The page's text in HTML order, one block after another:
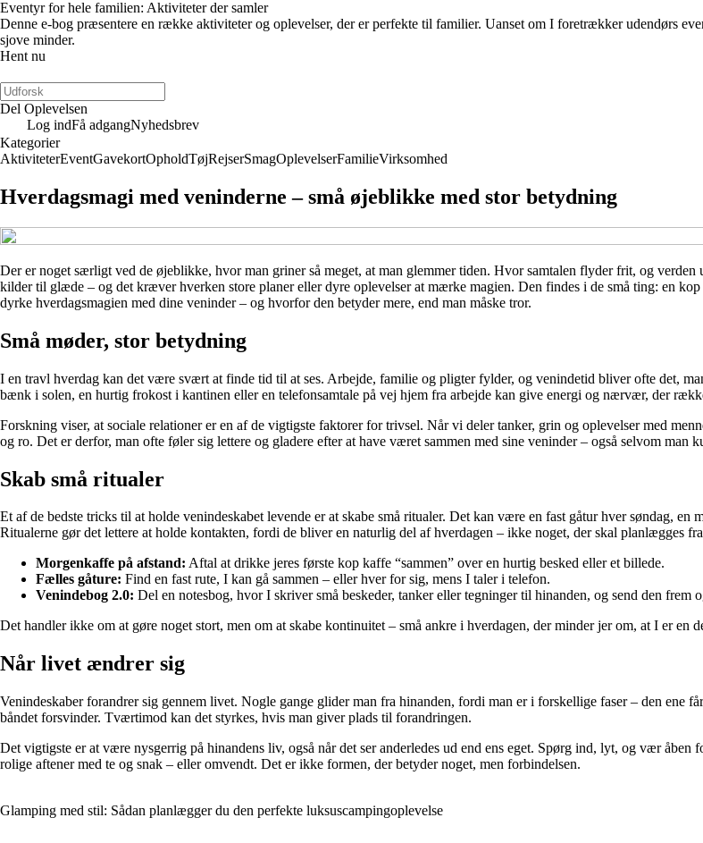
Eventyr for hele familien: Aktiviteter der samler
Denne e-bog præsentere en række aktiviteter og oplevelser, der er perfekte til familier. Uanset om I foretrækker udendørs
sjove minder.
Hent nu
Del Oplevelsen
Log indFå adgangNyhedsbrev
Kategorier
AktiviteterEventGavekortOpholdTøjRejserSmagOplevelserFamilieVirksomhed
Hverdagsmagi med veninderne – små øjeblikke med stor betydning
Der er noget særligt ved de øjeblikke, hvor man griner så meget, at man glemmer tiden. Hvor samtalen flyder frit, og
kilder til glæde – og det kræver hverken store planer eller dyre oplevelser at mærke magien. Den findes i de små ting: en
dyrke hverdagsmagien med dine veninder – og hvorfor den betyder mere, end man måske tror.
Små møder, stor betydning
I en travl hverdag kan det være svært at finde tid til at ses. Arbejde, familie og pligter fylder, og venindetid bliver ofte det,
bænk i solen, en hurtig frokost i kantinen eller en telefonsamtale på vej hjem fra arbejde kan give energi og nærvær, der
Forskning viser, at sociale relationer er en af de vigtigste faktorer for trivsel. Når vi deler tanker, grin og oplevelser med
og ro. Det er derfor, man ofte føler sig lettere og gladere efter at have været sammen med sine veninder – også selvom man
Skab små ritualer
Et af de bedste tricks til at holde venindeskabet levende er at skabe små ritualer. Det kan være en fast gåtur hver søndag,
Ritualerne gør det lettere at holde kontakten, fordi de bliver en naturlig del af hverdagen – ikke noget, der skal planlægges
Morgenkaffe på afstand: Aftal at drikke jeres første kop kaffe “sammen” over en hurtig besked eller et billede.
Fælles gåture: Find en fast rute, I kan gå sammen – eller hver for sig, mens I taler i telefon.
Venindebog 2.0: Del en notesbog, hvor I skriver små beskeder, tanker eller tegninger til hinanden, og send den frem
Det handler ikke om at gøre noget stort, men om at skabe kontinuitet – små ankre i hverdagen, der minder jer om, at I er en
Når livet ændrer sig
Venindeskaber forandrer sig gennem livet. Nogle gange glider man fra hinanden, fordi man er i forskellige faser – den ene
båndet forsvinder. Tværtimod kan det styrkes, hvis man giver plads til forandringen.
Det vigtigste er at være nysgerrig på hinandens liv, også når det ser anderledes ud end ens eget. Spørg ind, lyt, og vær
rolige aftener med te og snak – eller omvendt. Det er ikke formen, der betyder noget, men forbindelsen.
Glamping med stil: Sådan planlægger du den perfekte luksuscampingoplevelse